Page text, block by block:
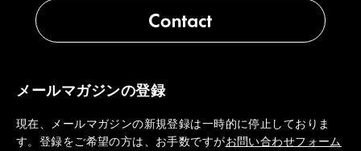
メールマガジンの登録
現在、メールマガジンの新規登録は一時的に停止しておりま
す。登録をご希望の方は、お手数ですがお問い合わせフォーム